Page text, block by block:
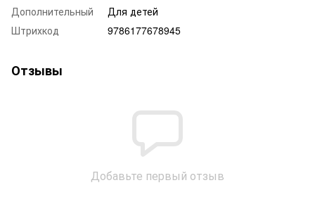
Дополнительный
Для детей
Штрихкод
9786177678945
Отзывы
Добавьте первый отзыв